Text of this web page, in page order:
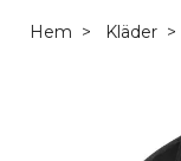
Hem Kläder